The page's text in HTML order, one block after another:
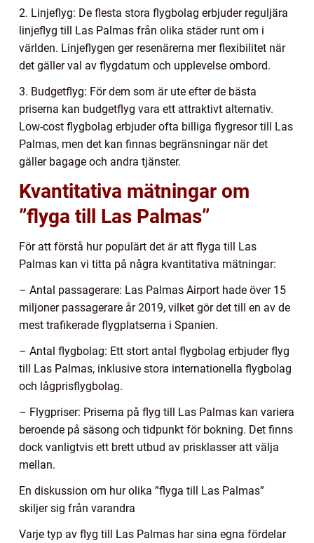
2. Linjeflyg: De flesta stora flygbolag erbjuder reguljära
linjeflyg till Las Palmas från olika städer runt om i
världen. Linjeflygen ger resenärerna mer flexibilitet när
det gäller val av flygdatum och upplevelse ombord.
3. Budgetflyg: För dem som är ute efter de bästa
priserna kan budgetflyg vara ett attraktivt alternativ.
Low-cost flygbolag erbjuder ofta billiga flygresor till Las
Palmas, men det kan finnas begränsningar när det
gäller bagage och andra tjänster.
Kvantitativa mätningar om
”flyga till Las Palmas”
För att förstå hur populärt det är att flyga till Las
Palmas kan vi titta på några kvantitativa mätningar:
– Antal passagerare: Las Palmas Airport hade över 15
miljoner passagerare år 2019, vilket gör det till en av de
mest trafikerade flygplatserna i Spanien.
– Antal flygbolag: Ett stort antal flygbolag erbjuder flyg
till Las Palmas, inklusive stora internationella flygbolag
och lågprisflygbolag.
– Flygpriser: Priserna på flyg till Las Palmas kan variera
beroende på säsong och tidpunkt för bokning. Det finns
dock vanligtvis ett brett utbud av prisklasser att välja
mellan.
En diskussion om hur olika ”flyga till Las Palmas”
skiljer sig från varandra
Varje typ av flyg till Las Palmas har sina egna fördelar